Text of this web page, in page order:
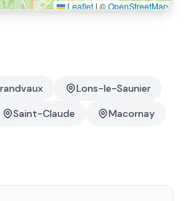
Leaflet | ©OpenStreetMap
Lons-le-Saunier
Saint-Claude
Macornay